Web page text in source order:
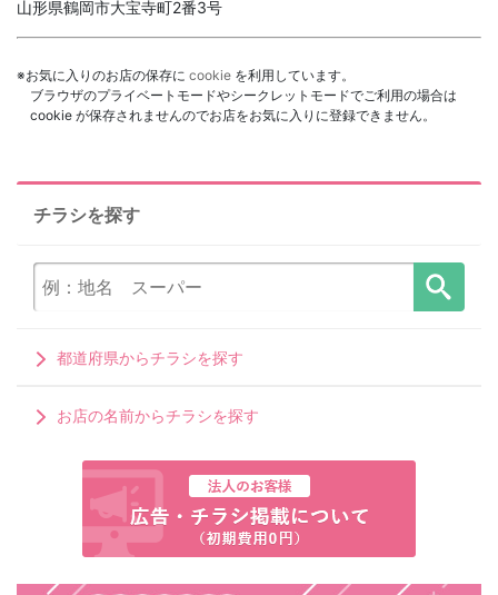
山形県鶴岡市大宝寺町2番3号
※お気に入りのお店の保存に cookie を利用しています。
ブラウザのプライベートモードやシークレットモードでご利用の場合は
cookie が保存されませんのでお店をお気に入りに登録できません。
チラシを探す
都道府県からチラシを探す
お店の名前からチラシを探す